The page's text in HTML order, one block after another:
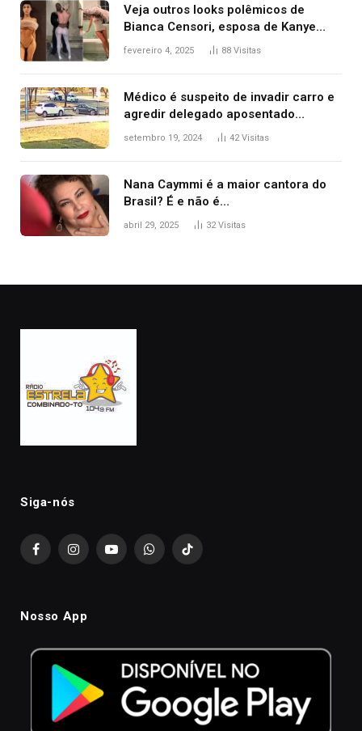
Veja outros looks polêmicos de
Bianca Censori, esposa de Kanye
West que apareceu nua no Grammy
fevereiro 4, 2025 88 Visitas
Médico é suspeito de invadir carro e
agredir delegado aposentado
durante confusão no trânsito
setembro 19, 2024 42Visitas
Nana Caymmi é a maior cantora do
Brasil? É e não é…
abril 29, 2025 32Visitas
Siga-nós
FacebookInstagramYouTubeWhatsAppTikTok
Nosso App